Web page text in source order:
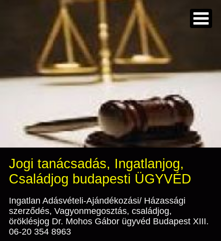
Jogi tanácsadás, Ingatlanjog,
Családjog budapesti ÜGYVÉD
Ingatlan Adásvételi-Ajándékozási/ Házassági
szerződés, Vagyonmegosztás, családjog,
öröklésjog Dr. Mohos Gábor ügyvéd Budapest XIII.
06-20 354 8963